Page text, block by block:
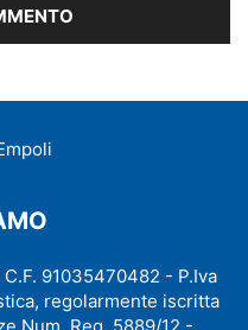
91035470482 - P.Iva
regolarmente iscritta